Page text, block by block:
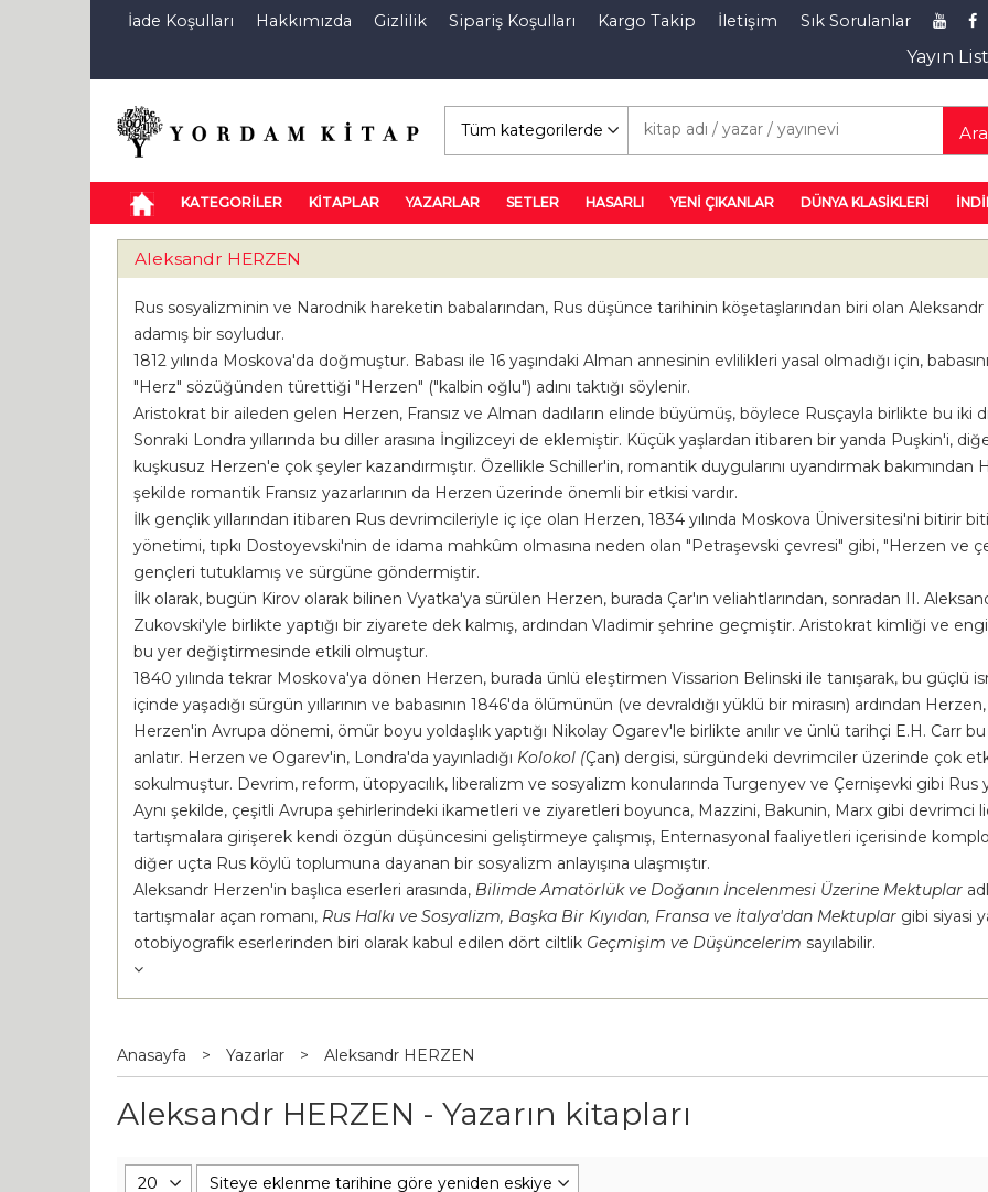
İade Koşulları Hakkımızda Gizlilik Sipariş Koşulları Kargo Takip İletişim Sık Sorulanlar
Yayın
Ara
KATEGORİLER KİTAPLAR YAZARLAR SETLER HASARLI YENİ ÇIKANLAR DÜNYA KLASİKLERİ
Aleksandr HERZEN
Rus sosyalizminin ve Narodnik hareketin babalarından, Rus düşünce tarihinin köşetaşlarından biri olan
adamış bir soyludur.
1812 yılında Moskova'da doğmuştur. Babası ile 16 yaşındaki Alman annesinin evlilikleri yasal olmadığı için,
"Herz" sözüğünden türettiği "Herzen" ("kalbin oğlu") adını taktığı söylenir.
Aristokrat bir aileden gelen Herzen, Fransız ve Alman dadıların elinde büyümüş, böylece Rusçayla birlikte bu
Sonraki Londra yıllarında bu diller arasına İngilizceyi de eklemiştir. Küçük yaşlardan itibaren bir yanda Puşkin'i,
kuşkusuz Herzen'e çok şeyler kazandırmıştır. Özellikle Schiller'in, romantik duygularını uyandırmak
şekilde romantik Fransız yazarlarının da Herzen üzerinde önemli bir etkisi vardır.
İlk gençlik yıllarından itibaren Rus devrimcileriyle iç içe olan Herzen, 1834 yılında Moskova Üniversitesi'ni bitirir
yönetimi, tıpkı Dostoyevski'nin de idama mahkûm olmasına neden olan "Petraşevski çevresi" gibi, "Herzen ve
gençleri tutuklamış ve sürgüne göndermiştir.
İlk olarak, bugün Kirov olarak bilinen Vyatka'ya sürülen Herzen, burada Çar'ın veliahtlarından, sonradan II.
Zukovski'yle birlikte yaptığı bir ziyarete dek kalmış, ardından Vladimir şehrine geçmiştir. Aristokrat kimliği ve
bu yer değiştirmesinde etkili olmuştur.
1840 yılında tekrar Moskova'ya dönen Herzen, burada ünlü eleştirmen Vissarion Belinski ile tanışarak, bu güçlü
içinde yaşadığı sürgün yıllarının ve babasının 1846'da ölümünün (ve devraldığı yüklü bir mirasın) ardından
Herzen'in Avrupa dönemi, ömür boyu yoldaşlık yaptığı Nikolay Ogarev'le birlikte anılır ve ünlü tarihçi E.H. Carr
anlatır. Herzen ve Ogarev'in, Londra'da yayınladığı Kolokol (Çan) dergisi, sürgündeki devrimciler üzerinde çok
sokulmuştur. Devrim, reform, ütopyacılık, liberalizm ve sosyalizm konularında Turgenyev ve Çernişevki gibi Rus
Aynı şekilde, çeşitli Avrupa şehirlerindeki ikametleri ve ziyaretleri boyunca, Mazzini, Bakunin, Marx gibi devrimci
tartışmalara girişerek kendi özgün düşüncesini geliştirmeye çalışmış, Enternasyonal faaliyetleri içerisinde
diğer uçta Rus köylü toplumuna dayanan bir sosyalizm anlayışına ulaşmıştır.
Aleksandr Herzen'in başlıca eserleri arasında, Bilimde Amatörlük ve Doğanın İncelenmesi Üzerine Mektuplar
tartışmalar açan romanı, Rus Halkı ve Sosyalizm, Başka Bir Kıyıdan, Fransa ve İtalya'dan Mektuplargibi siyasi
otobiyografik eserlerinden biri olarak kabul edilen dört ciltlik Geçmişim ve Düşüncelerim sayılabilir.
Anasayfa > Yazarlar > Aleksandr HERZEN
Aleksandr HERZEN - Yazarın kitapları